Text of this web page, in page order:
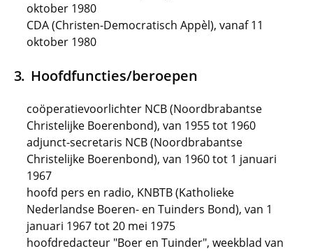
oktober 1980
CDA (Christen-Democratisch Appèl), vanaf 11
oktober 1980
Hoofdfuncties/beroepen
coöperatievoorlichter NCB (Noordbrabantse
Christelijke Boerenbond), van 1955 tot 1960
adjunct-secretaris NCB (Noordbrabantse
Christelijke Boerenbond), van 1960 tot 1 januari
1967
hoofd pers en radio, KNBTB (Katholieke
Nederlandse Boeren- en Tuinders Bond), van 1
januari 1967 tot 20 mei 1975
hoofdredacteur "Boer en Tuinder", weekblad van